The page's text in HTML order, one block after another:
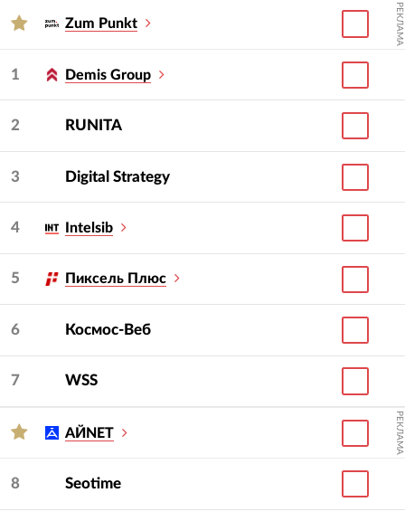
Zum Punkt РЕКЛАМА
1 Demis Group
2 RUNITA
3 Digital Strategy
4 Intelsib
5 Пиксель Плюс
6 Космос-Веб
7 WSS
АЙNET РЕКЛАМА
8 Seotime